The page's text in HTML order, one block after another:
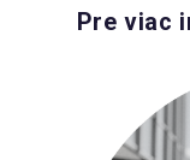
Pre viac